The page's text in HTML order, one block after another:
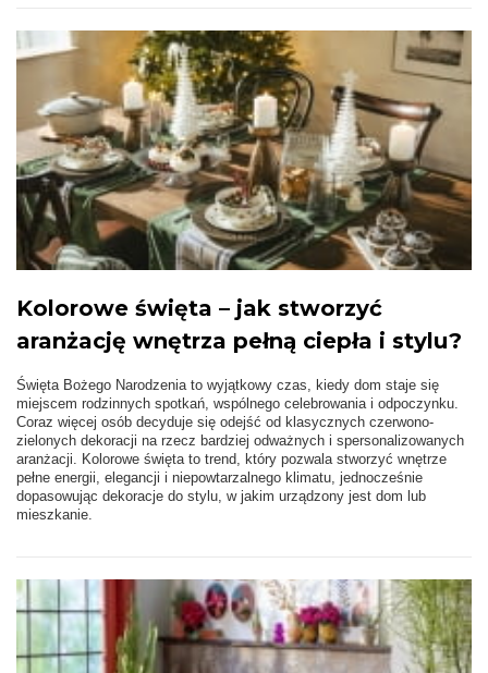
Kolorowe święta – jak stworzyć
aranżację wnętrza pełną ciepła i stylu?
Święta Bożego Narodzenia to wyjątkowy czas, kiedy dom staje się
miejscem rodzinnych spotkań, wspólnego celebrowania i odpoczynku.
Coraz więcej osób decyduje się odejść od klasycznych czerwono-
zielonych dekoracji na rzecz bardziej odważnych i spersonalizowanych
aranżacji. Kolorowe święta to trend, który pozwala stworzyć wnętrze
pełne energii, elegancji i niepowtarzalnego klimatu, jednocześnie
dopasowując dekoracje do stylu, w jakim urządzony jest dom lub
mieszkanie.